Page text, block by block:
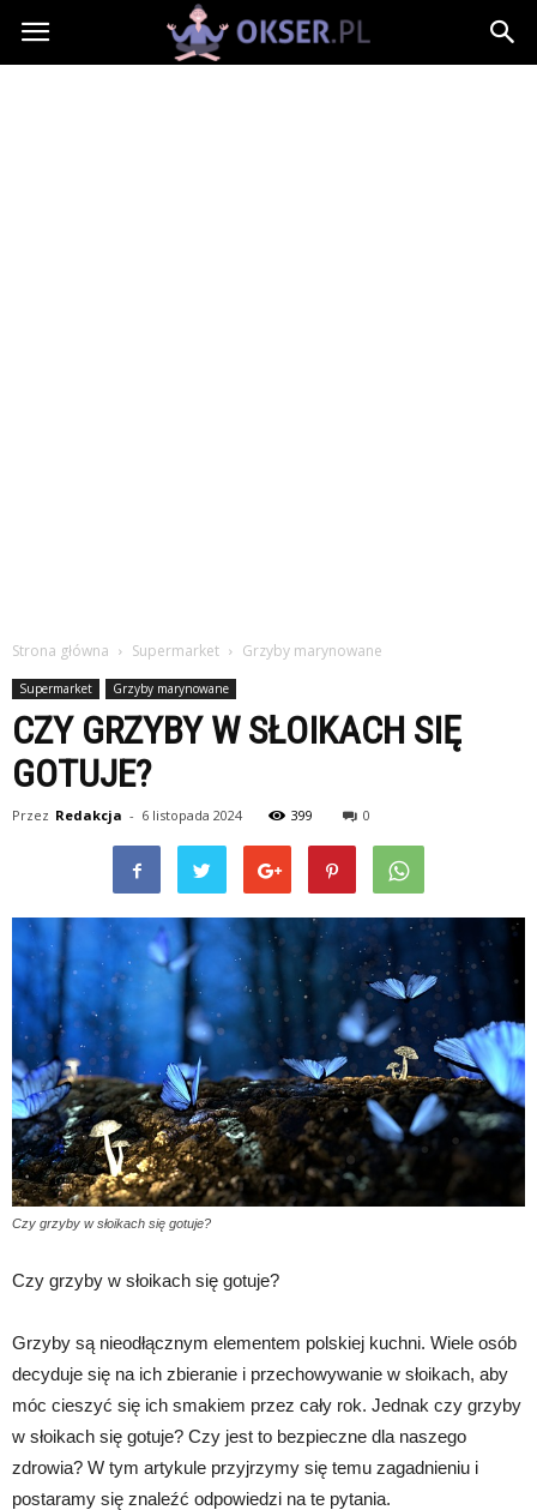
Okser.pl
Strona główna Supermarket Grzyby marynowane
Supermarket Grzyby marynowane
CZY GRZYBY W SŁOIKACH SIĘ
GOTUJE?
Przez Redakcja - 6 listopada 2024 399 0
Czy grzyby w słoikach się gotuje?
Czy grzyby w słoikach się gotuje?
Grzyby są nieodłącznym elementem polskiej kuchni. Wiele osób
decyduje się na ich zbieranie i przechowywanie w słoikach, aby
móc cieszyć się ich smakiem przez cały rok. Jednak czy grzyby
w słoikach się gotuje? Czy jest to bezpieczne dla naszego
zdrowia? W tym artykule przyjrzymy się temu zagadnieniu i
postaramy się znaleźć odpowiedzi na te pytania.